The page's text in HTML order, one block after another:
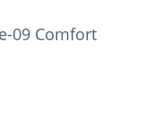
09 Comfort